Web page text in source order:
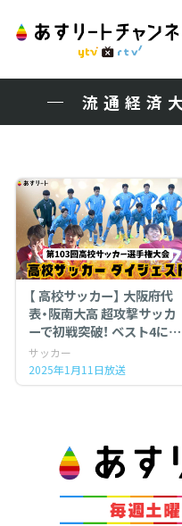
流通経済
【 高校サッカー】 大阪府代
表・阪南大高 超攻撃サッカ
ーで初戦突破！ ベスト4に勝
ち進んだのは？
サッカー
2025年1月11日放送